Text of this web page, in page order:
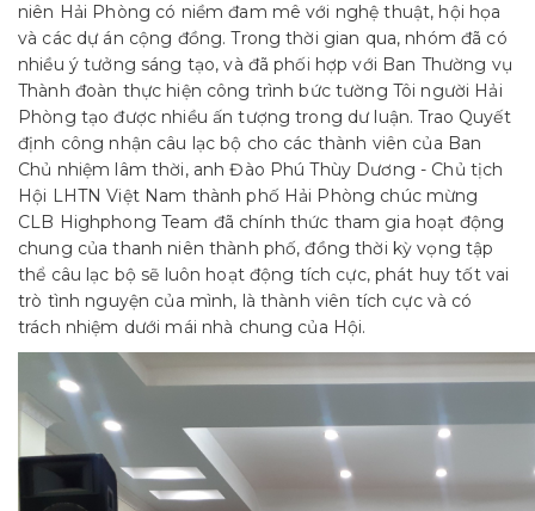
niên Hải Phòng có niềm đam mê với nghệ thuật, hội họa
và các dự án cộng đồng. Trong thời gian qua, nhóm đã có
nhiều ý tưởng sáng tạo, và đã phối hợp với Ban Thường vụ
Thành đoàn thực hiện công trình bức tường Tôi người Hải
Phòng tạo được nhiều ấn tượng trong dư luận. Trao Quyết
định công nhận câu lạc bộ cho các thành viên của Ban
Chủ nhiệm lâm thời, anh Đào Phú Thùy Dương - Chủ tịch
Hội LHTN Việt Nam thành phố Hải Phòng chúc mừng
CLB Highphong Team đã chính thức tham gia hoạt động
chung của thanh niên thành phố, đồng thời kỳ vọng tập
thể câu lạc bộ sẽ luôn hoạt động tích cực, phát huy tốt vai
trò tình nguyện của mình, là thành viên tích cực và có
trách nhiệm dưới mái nhà chung của Hội.